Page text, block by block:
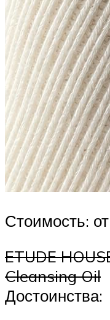
Стоимость:
ETUDE
Cleansing Oil
Достоинства: